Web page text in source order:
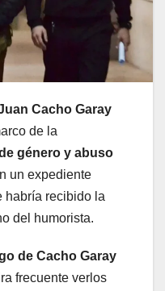
Cacho Garay
de la
género y abuso
un expediente
habría recibido la
del humorista.
de Cacho Garay
frecuente verlos